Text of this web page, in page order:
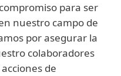
para ser
nuestro campo de
por asegurar la
colaboradores
de